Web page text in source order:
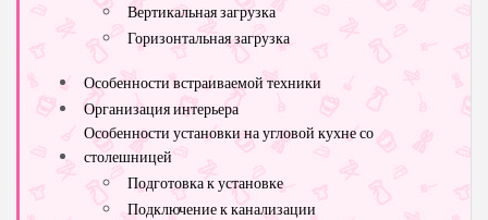
Вертикальная загрузка
Горизонтальная загрузка
Особенности встраиваемой техники
Организация интерьера
Особенности установки на угловой кухне со
столешницей
Подготовка к установке
Подключение к канализации